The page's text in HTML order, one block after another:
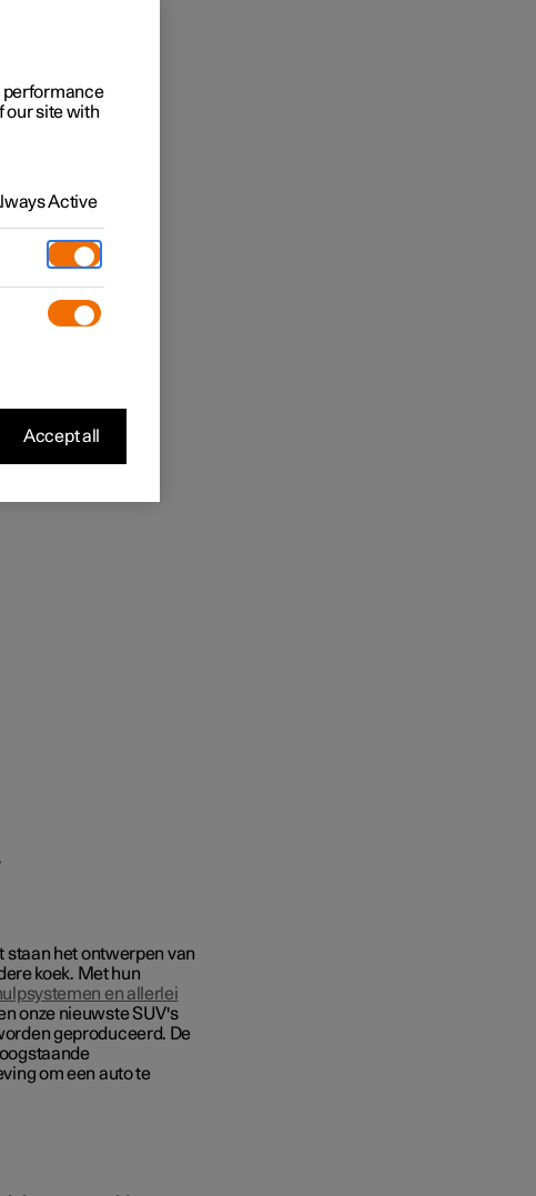
staan het ontwerpen van
koek. Met hun
en allerlei
onze nieuwste SUV's
geproduceerd. De
om een auto te
performance
our site with
Active
Accept all